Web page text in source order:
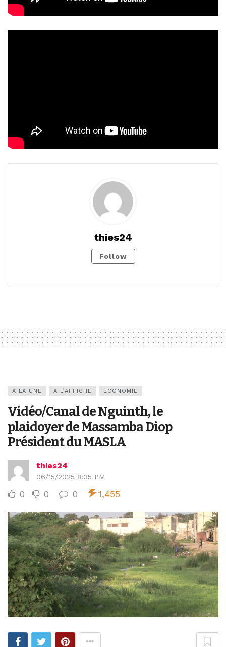
thies24
Follow
A LA UNE A L’AFFICHE ECONOMIE
Vidéo/Canal de Nguinth, le
plaidoyer de Massamba Diop
Président du MASLA
thies24
06/15/2025 8:35 PM
0 0 0 1,455